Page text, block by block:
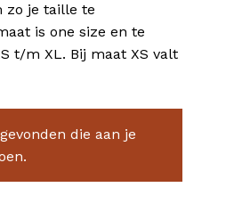
zo je taille te
is one size en te
t/m XL. Bij maat XS valt
die aan je